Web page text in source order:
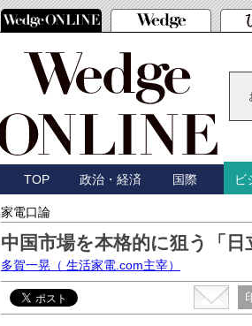
TOP 政治・経済 国際 ビ
家電口論
中国市場を本格的に狙う「日
多賀一晃 （ 生活家電.com主宰）